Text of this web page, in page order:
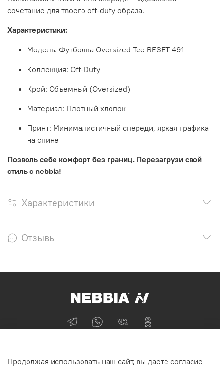
сочетание для твоего off-duty образа.
Характеристики:
Модель: Футболка Oversized Tee RESET 491
Коллекция: Off-Duty
Крой: Объемный (Oversized)
Материал: Плотный хлопок
Принт: Минималистичный спереди, яркая графика
на спине
Позволь себе комфорт без границ. Перезагрузи свой
стиль с nebbia!
Характеристики
Отзывы
+74955870705
Продолжая использовать наш сайт, вы даете согласие